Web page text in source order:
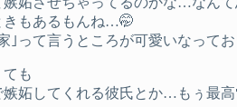
きもあるもんね…🤭
｣って言うところが可愛いなってお
も
嫉妬してくれる彼氏とか…もぅ最高